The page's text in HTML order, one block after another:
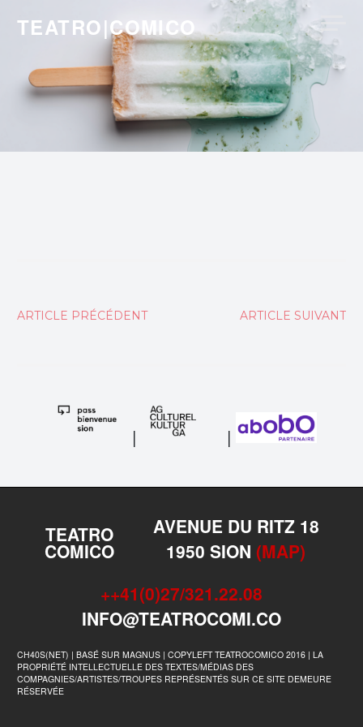
content
TEATRO|COMICO
Navigation
ARTICLE PRÉCÉDENT ARTICLE SUIVANT
| |
TEATRO
COMICO
AVENUE DU RITZ 18
1950 SION (MAP)
++41(0)27/321.22.08
INFO@TEATROCOMI.CO
CH40S(NET) | BASÉ SUR MAGNUS | COPYLEFT TEATROCOMICO 2016 | LA
PROPRIÉTÉ INTELLECTUELLE DES TEXTES/MÉDIAS DES
COMPAGNIES/ARTISTES/TROUPES REPRÉSENTÉS SUR CE SITE DEMEURE
RÉSERVÉE